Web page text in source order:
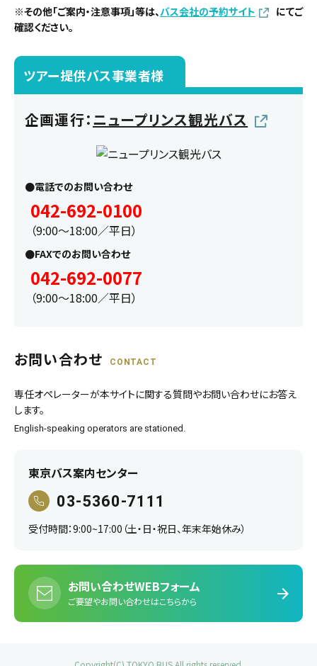
※その他「ご案内・注意事項」等は、バス会社の予約サイト
にてご
確認ください。
ツアー提供バス事業者様
企画運行：ニュープリンス観光バス
●電話でのお問い合わせ
042-692-0100
（9:00～18:00／平日）
●FAXでのお問い合わせ
042-692-0077
（9:00～18:00／平日）
お問い合わせ CONTACT
専任オペレーターが本サイトに関する質問やお問い合わせにお答え
します。
English-speaking operators are stationed.
東京バス案内センター
03-5360-7111
受付時間：9:00~17:00（土・日・祝日、年末年始休み）
お問い合わせWEBフォーム
ご要望やお問い合わせはこちらから